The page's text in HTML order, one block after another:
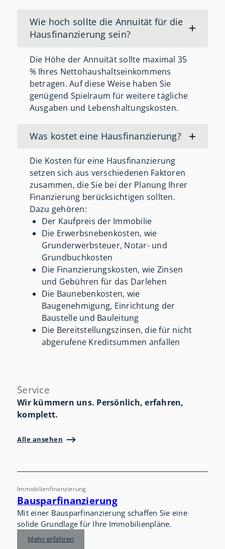
Wie hoch sollte die Annuität für die
Hausfinanzierung sein?
Die Höhe der Annuität sollte maximal 35
% Ihres Nettohaushaltseinkommens
betragen. Auf diese Weise haben Sie
genügend Spielraum für weitere tägliche
Ausgaben und Lebenshaltungskosten.
Was kostet eine Hausfinanzierung?
Die Kosten für eine Hausfinanzierung
setzen sich aus verschiedenen Faktoren
zusammen, die Sie bei der Planung Ihrer
Finanzierung berücksichtigen sollten.
Dazu gehören:
Der Kaufpreis der Immobilie
Die Erwerbsnebenkosten, wie
Grunderwerbsteuer, Notar- und
Grundbuchkosten
Die Finanzierungskosten, wie Zinsen
und Gebühren für das Darlehen
Die Baunebenkosten, wie
Baugenehmigung, Einrichtung der
Baustelle und Bauleitung
Die Bereitstellungszinsen, die für nicht
abgerufene Kreditsummen anfallen
Service
Wir kümmern uns. Persönlich, erfahren,
komplett.
Alle ansehen
Immobilienfinanzierung
Bausparfinanzierung
Mit einer Bausparfinanzierung schaffen Sie eine
solide Grundlage für Ihre Immobilienpläne.
Mehr erfahren